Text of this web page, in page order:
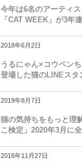
今年は6名のアーティ
「CAT WEEK」が3年
2018年6月2日
うるにゃん×コウペン
登場した猫のLINEスタ
2019年8月7日
猫の気持ちをもっと理
こ検定」2020年3月に
2016年11月27日